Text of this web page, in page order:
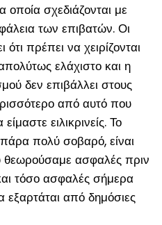
οποία σχεδιάζονται με
των επιβατών. Οι
ότι πρέπει να χειρίζονται
ελάχιστο και η
δεν επιβάλλει στους
από αυτό που
ειλικρινείς. Το
πολύ σοβαρό, είναι
ασφαλές πριν
τόσο ασφαλές σήμερα
εξαρτάται από δημόσιες